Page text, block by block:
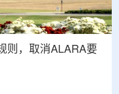
则，取消ALARA要